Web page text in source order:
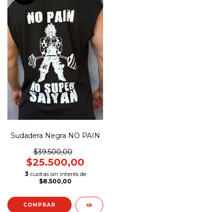
Sudadera Negra NO PAIN
$39.500,00
$25.500,00
3 cuotas sin interés de
$8.500,00
COMPRAR